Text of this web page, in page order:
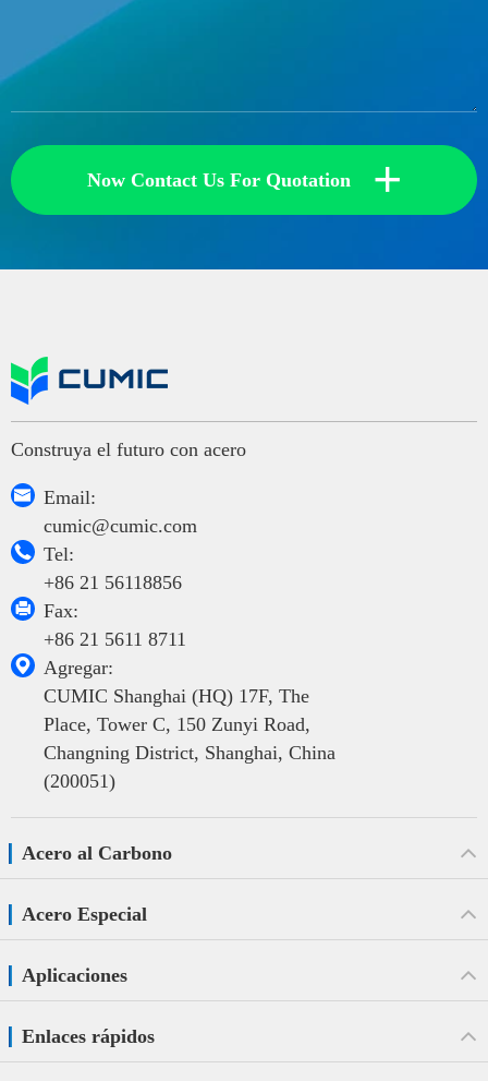
Now Contact Us For Quotation +
Construya el futuro con acero

Email:
cumic@cumic.com

Tel:
+86 21 56118856

Fax:
+86 21 5611 8711

Agregar:
CUMIC Shanghai (HQ) 17F, The
Place, Tower C, 150 Zunyi Road,
Changning District, Shanghai, China
(200051)
Acero al Carbono
Acero Especial
Aplicaciones
Enlaces rápidos